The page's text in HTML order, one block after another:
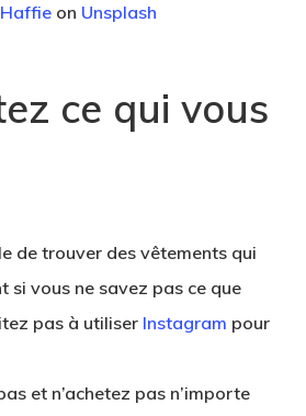
on Unsplash
ce qui vous
de trouver des vêtements qui
si vous ne savez pas ce que
pas à utiliser Instagram pour
et n’achetez pas n’importe